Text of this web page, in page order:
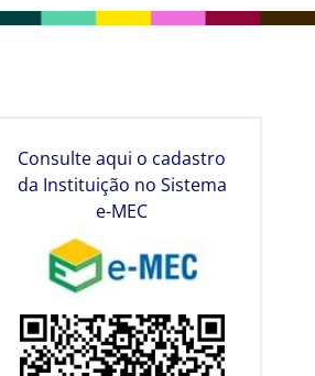
Consulte aqui o cadastro
da Instituição no Sistema
e-MEC